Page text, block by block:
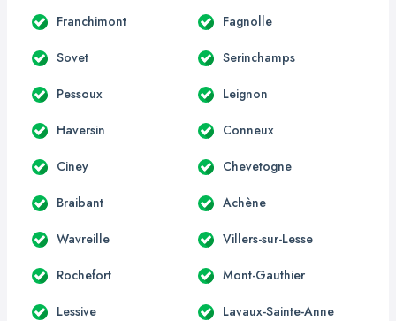
Franchimont Fagnolle
Sovet Serinchamps
Pessoux Leignon
Haversin Conneux
Ciney Chevetogne
Braibant Achène
Wavreille Villers-sur-Lesse
Rochefort Mont-Gauthier
Lessive Lavaux-Sainte-Anne